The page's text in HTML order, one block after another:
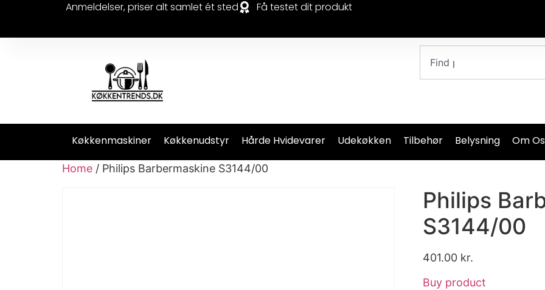
Anmeldelser, priser alt samlet ét sted Få testet dit produkt
Køkkenmaskiner Køkkenudstyr Hårde Hvidevarer Udekøkken Tilbehør Belysning Om Os
Home / Philips Barbermaskine S3144/00
Philips
S3144/00
401.00 kr.
Buy product